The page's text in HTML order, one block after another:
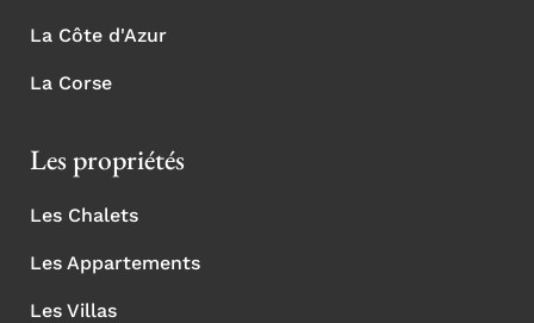
La Côte d'Azur
La Corse
Les propriétés
Les Chalets
Les Appartements
Les Villas